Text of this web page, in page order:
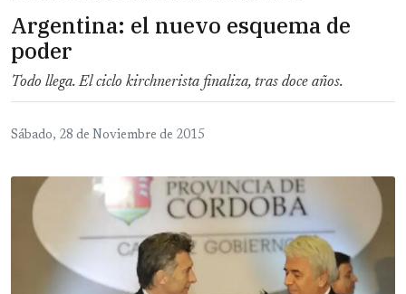
Argentina: el nuevo esquema de
poder
Todo llega. El ciclo kirchnerista finaliza, tras doce años.
Sábado, 28 de Noviembre de 2015